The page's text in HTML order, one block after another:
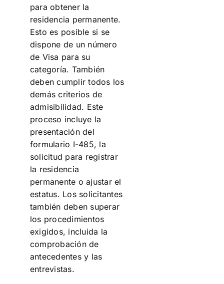
para obtener la
residencia permanente.
Esto es posible si se
dispone de un número
de Visa para su
categoría. También
deben cumplir todos los
demás criterios de
admisibilidad. Este
proceso incluye la
presentación del
formulario I-485, la
solicitud para registrar
la residencia
permanente o ajustar el
estatus. Los solicitantes
también deben superar
los procedimientos
exigidos, incluida la
comprobación de
antecedentes y las
entrevistas.